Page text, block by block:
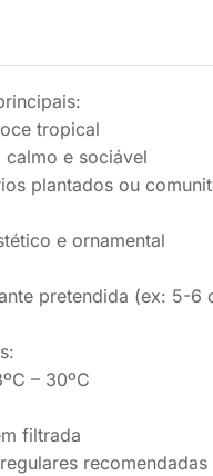
tropical
e sociável
plantados ou
e ornamental
pretendida (ex: 5-6
– 30ºC
filtrada
recomendadas